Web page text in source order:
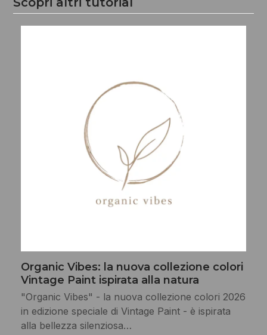
Organic Vibes: la nuova collezione colori
Vintage Paint ispirata alla natura
"Organic Vibes" - la nuova collezione colori 2026
in edizione speciale di Vintage Paint - è ispirata
alla bellezza silenziosa…